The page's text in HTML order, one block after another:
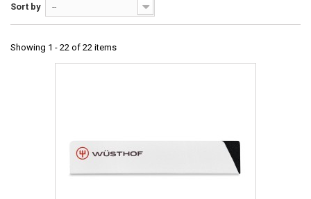
Sort by --
Showing 1 - 22 of 22 items